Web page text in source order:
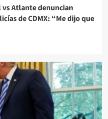
Atlante denuncian
de CDMX: “Me dijo que